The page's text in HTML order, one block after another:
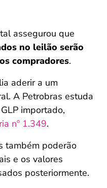
assegurou que
no leilão serão
compradores.
aderir a um
A Petrobras estuda
importado,
nº 1.349.
também poderão
e os valores
posteriormente.